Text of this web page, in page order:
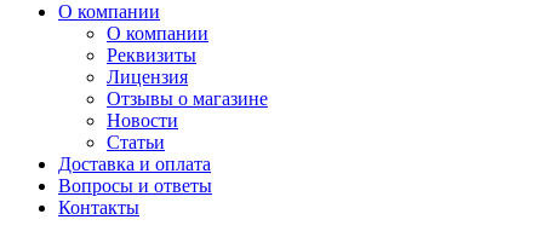
О компании
О компании
Реквизиты
Лицензия
Отзывы о магазине
Новости
Статьи
Доставка и оплата
Вопросы и ответы
Контакты